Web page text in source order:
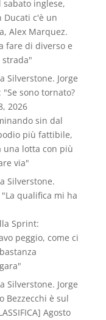
inglese,
Ducati c'è un
Alex Marquez.
fare di diverso e
strada"
Silverstone. Jorge
sono tornato?
2026
sin dal
più fattibile,
una lotta con più
via"
Silverstone.
qualifica mi ha
Sprint:
peggio, come ci
Silverstone. Jorge
Bezzecchi è sul
Agosto